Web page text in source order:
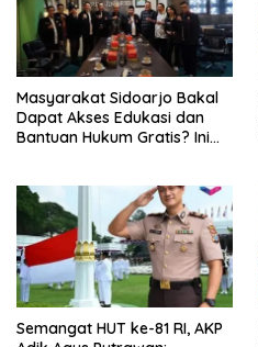
Masyarakat Sidoarjo Bakal
Dapat Akses Edukasi dan
Bantuan Hukum Gratis? Ini
Semangat HUT ke-81 RI, AKP